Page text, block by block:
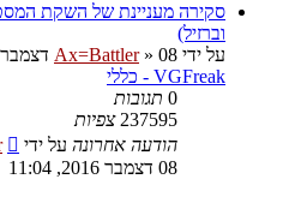
סקירה מעניינת של השקת
וברזיל)
על ידי
Ax=Battler» 08 דצמבר 2016, 11:04
VGFreak - כללי
0 תגובות
237595 צפיות
הודעה אחרונה על ידי
08 דצמבר 2016, 11:04